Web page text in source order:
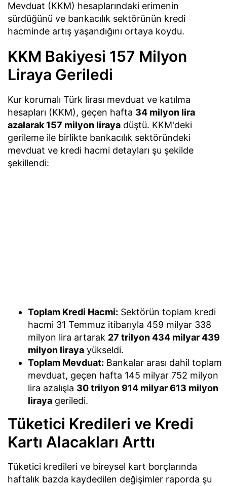
Mevduat (KKM) hesaplarındaki erimenin
sürdüğünü ve bankacılık sektörünün kredi
hacminde artış yaşandığını ortaya koydu.
KKM Bakiyesi 157 Milyon
Liraya Geriledi
Kur korumalı Türk lirası mevduat ve katılma
hesapları (KKM), geçen hafta 34 milyon lira
azalarak 157 milyon liraya düştü. KKM'deki
gerileme ile birlikte bankacılık sektöründeki
mevduat ve kredi hacmi detayları şu şekilde
şekillendi:
Toplam Kredi Hacmi: Sektörün toplam kredi
hacmi 31 Temmuz itibarıyla 459 milyar 338
milyon lira artarak 27 trilyon 434 milyar 439
milyon liraya yükseldi.
Toplam Mevduat: Bankalar arası dahil toplam
mevduat, geçen hafta 145 milyar 752 milyon
lira azalışla 30 trilyon 914 milyar 613 milyon
liraya geriledi.
Tüketici Kredileri ve Kredi
Kartı Alacakları Arttı
Tüketici kredileri ve bireysel kart borçlarında
haftalık bazda kaydedilen değişimler raporda şu